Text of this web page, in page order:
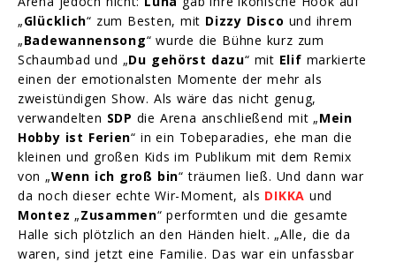
„Glücklich“ zum Besten, mit Dizzy Disco und ihrem
„Badewannensong“ wurde die Bühne kurz zum
Schaumbad und „Du gehörst dazu“ mit Elif markierte
einen der emotionalsten Momente der mehr als
zweistündigen Show. Als wäre das nicht genug,
verwandelten SDP die Arena anschließend mit „Mein
Hobby ist Ferien“ in ein Tobeparadies, ehe man die
kleinen und großen Kids im Publikum mit dem Remix
von „Wenn ich groß bin“ träumen ließ. Und dann war
da noch dieser echte Wir-Moment, als DIKKA und
Montez „Zusammen“ performten und die gesamte
Halle sich plötzlich an den Händen hielt. „Alle, die da
waren, sind jetzt eine Familie. Das war ein unfassbar